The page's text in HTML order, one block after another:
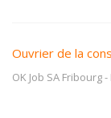
Ouvrier de la
OK Job SA Fribourg-